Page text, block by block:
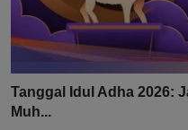
Tanggal Idul Adha 2026:
Muh...